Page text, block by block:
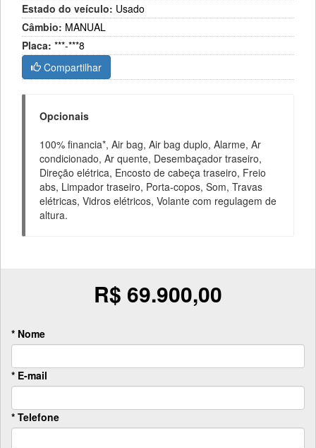
Estado do veículo: Usado
Câmbio: MANUAL
Placa: ***-***8
Compartilhar
Opcionais
100% financia*, Air bag, Air bag duplo, Alarme, Ar
condicionado, Ar quente, Desembaçador traseiro,
Direção elétrica, Encosto de cabeça traseiro, Freio
abs, Limpador traseiro, Porta-copos, Som, Travas
elétricas, Vidros elétricos, Volante com regulagem de
altura.
R$ 69.900,00
* Nome
* E-mail
* Telefone